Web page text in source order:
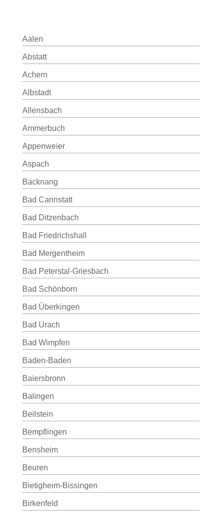
Aalen
Abstatt
Achern
Albstadt
Allensbach
Ammerbuch
Appenweier
Aspach
Backnang
Bad Cannstatt
Bad Ditzenbach
Bad Friedrichshall
Bad Mergentheim
Bad Peterstal-Griesbach
Bad Schönborn
Bad Überkingen
Bad Urach
Bad Wimpfen
Baden-Baden
Baiersbronn
Balingen
Beilstein
Bempflingen
Bensheim
Beuren
Bietigheim-Bissingen
Birkenfeld